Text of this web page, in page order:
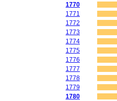
1770
1771
1772
1773
1774
1775
1776
1777
1778
1779
1780